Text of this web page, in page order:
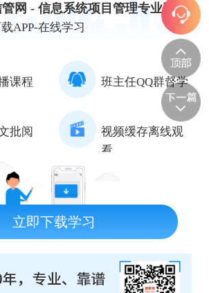
网 - 信息系统项目管理专业网站
APP-在线学习
课程 班主任QQ群督学
批阅
视频缓存离线观
看
立即下载学习